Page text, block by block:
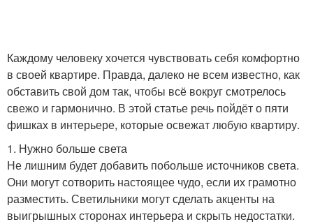
Каждому человеку хочется чувствовать себя комфортно
в своей квартире. Правда, далеко не всем известно, как
обставить свой дом так, чтобы всё вокруг смотрелось
свежо и гармонично. В этой статье речь пойдёт о пяти
фишках в интерьере, которые освежат любую квартиру.
1. Нужно больше света
Не лишним будет добавить побольше источников света.
Они могут сотворить настоящее чудо, если их грамотно
разместить. Светильники могут сделать акценты на
выигрышных сторонах интерьера и скрыть недостатки.